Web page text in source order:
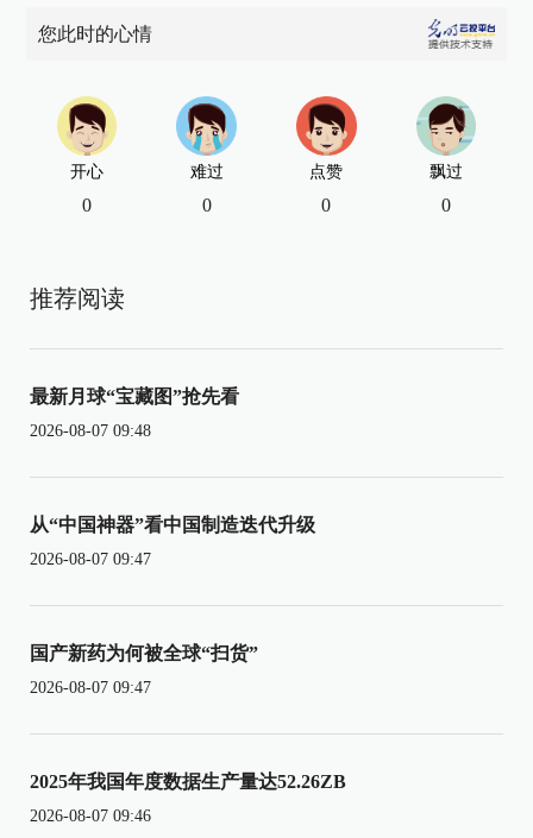
您此时的心情
开心
0
难过
0
点赞
0
飘过
0
推荐阅读
最新月球“宝藏图”抢先看
2026-08-07 09:48
从“中国神器”看中国制造迭代升级
2026-08-07 09:47
国产新药为何被全球“扫货”
2026-08-07 09:47
2025年我国年度数据生产量达52.26ZB
2026-08-07 09:46